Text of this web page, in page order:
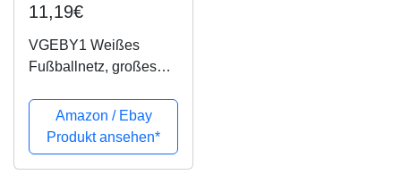
11,19€
VGEBY1 Weißes
Fußballnetz, großes
Tornetz für das
Fußballspiel-
Wettkampftraining(6X4
FT)
Amazon / Ebay
Produkt ansehen*